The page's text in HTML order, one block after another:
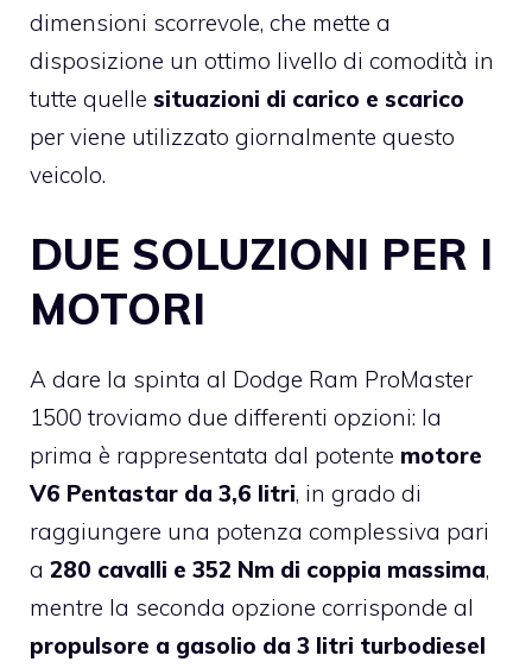
dimensioni scorrevole, che mette a
disposizione un ottimo livello di comodità in
tutte quelle situazioni di carico e scarico
per viene utilizzato giornalmente questo
veicolo.
DUE SOLUZIONI PER I
MOTORI
A dare la spinta al Dodge Ram ProMaster
1500 troviamo due differenti opzioni: la
prima è rappresentata dal potente motore
V6 Pentastar da 3,6 litri, in grado di
raggiungere una potenza complessiva pari
a 280 cavalli e 352 Nm di coppia massima,
mentre la seconda opzione corrisponde al
propulsore a gasolio da 3 litri turbodiesel